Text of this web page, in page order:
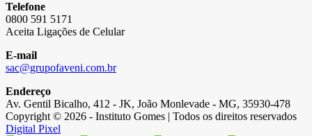
Telefone
0800 591 5171
Aceita Ligações de Celular
E-mail
sac@grupofaveni.com.br
Endereço
Av. Gentil Bicalho, 412 - JK, João Monlevade - MG, 35930-478
Copyright © 2026 - Instituto Gomes | Todos os direitos reservados
Digital Pixel